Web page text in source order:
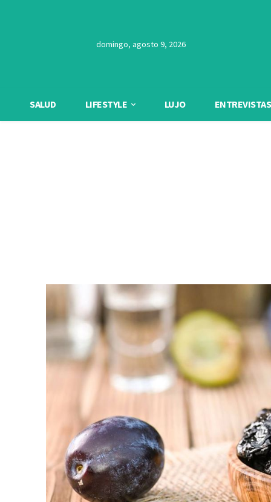
domingo, agosto 9, 2026
SALUD LIFESTYLE LUJO ENTREVISTAS